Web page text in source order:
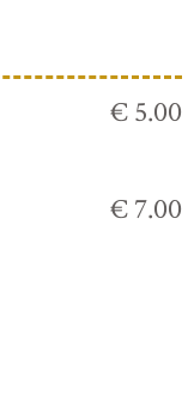
€ 5.00
€ 7.00